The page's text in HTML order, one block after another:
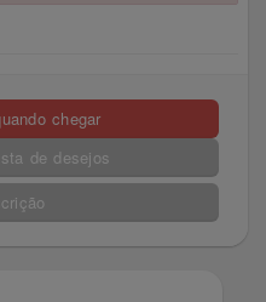
chegar
de desejos